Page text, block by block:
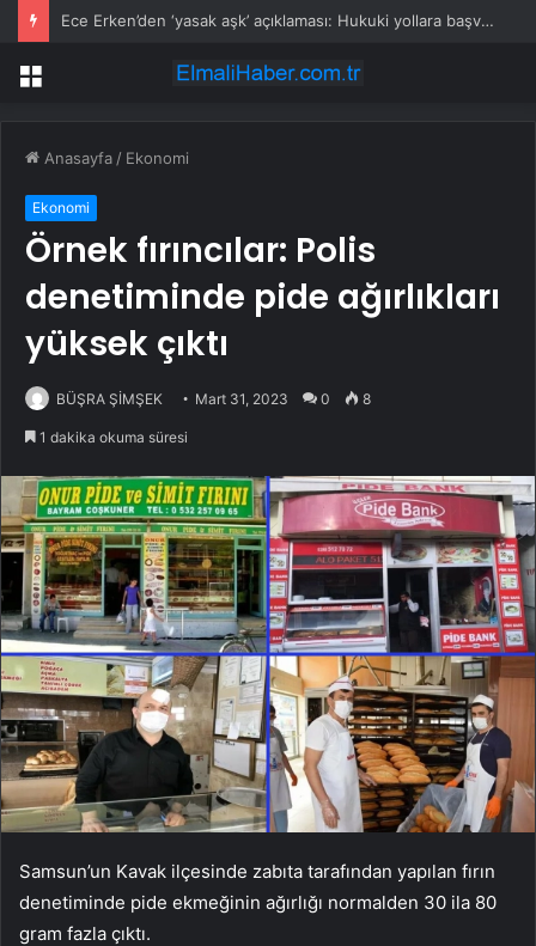
Ece Erken’den ‘yasak aşk’ açıklaması: Hukuki yollara başvuruyor
Menü
Anasayfa / Ekonomi
Ekonomi
Örnek fırıncılar: Polis
denetiminde pide ağırlıkları
yüksek çıktı
BÜŞRA ŞİMŞEK Mart 31, 2023 0 8
1 dakika okuma süresi
Samsun’un Kavak ilçesinde zabıta tarafından yapılan fırın
denetiminde pide ekmeğinin ağırlığı normalden 30 ila 80
gram fazla çıktı.